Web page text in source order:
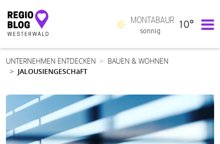
Hauptnavigation
MONTABAUR
sonnig
10°
UNTERNEHMEN ENTDECKEN
BAUEN & WOHNEN
JALOUSIENGESCHäFT